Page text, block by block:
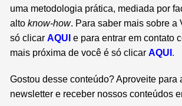
uma metodologia prática, mediada por
altoknow-how. Para saber mais sobre a
sóclicarAQUI e para entrar em contato
mais próxima de você é sóclicar AQU .
Gostou desse conteúdo? Aproveite para
newsletter e receber nossos conteúdos